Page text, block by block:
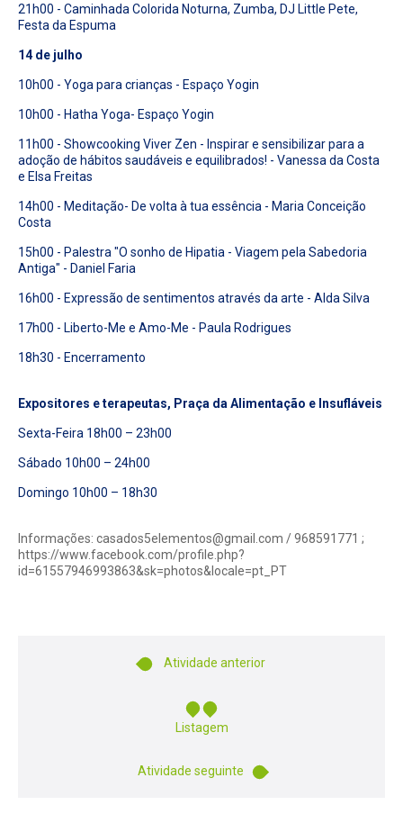
21h00 - Caminhada Colorida Noturna, Zumba, DJ Little Pete,
Festa da Espuma
14 de julho
10h00 - Yoga para crianças - Espaço Yogin
10h00 - Hatha Yoga- Espaço Yogin
11h00 - Showcooking Viver Zen - Inspirar e sensibilizar para a
adoção de hábitos saudáveis e equilibrados! - Vanessa da Costa
e Elsa Freitas
14h00 - Meditação- De volta à tua essência - Maria Conceição
Costa
15h00 - Palestra "O sonho de Hipatia - Viagem pela Sabedoria
Antiga" - Daniel Faria
16h00 - Expressão de sentimentos através da arte - Alda Silva
17h00 - Liberto-Me e Amo-Me - Paula Rodrigues
18h30 - Encerramento
Expositores e terapeutas, Praça da Alimentação e Insufláveis
Sexta-Feira 18h00 – 23h00
Sábado 10h00 – 24h00
Domingo 10h00 – 18h30
Informações: casados5elementos@gmail.com / 968591771 ;
https://www.facebook.com/profile.php?
id=61557946993863&sk=photos&locale=pt_PT
Atividade anterior
Listagem
Atividade seguinte